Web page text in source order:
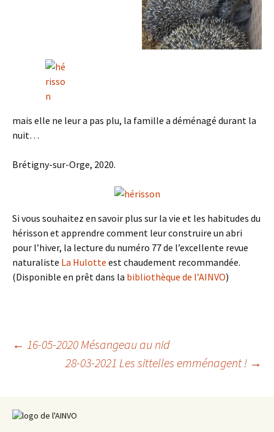
mais elle ne leur a pas plu, la famille a déménagé durant la
nuit…
Brétigny-sur-Orge, 2020.
Si vous souhaitez en savoir plus sur la vie et les habitudes du
hérisson et apprendre comment leur construire un abri
pour l’hiver, la lecture du numéro 77 de l’excellente revue
naturaliste La Hulotte est chaudement recommandée.
(Disponible en prêt dans la bibliothèque de l’AINVO)
Navigation
← 16-05-2020 Mésangeau au nid
28-03-2021 Les sittelles emménagent ! →